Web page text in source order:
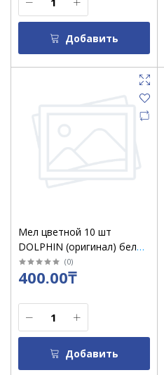
Добавить
Мел цветной 10 шт
DOLPHIN (оригинал) белая
упак уп/10 к/160
(0)
400.00₸
Добавить